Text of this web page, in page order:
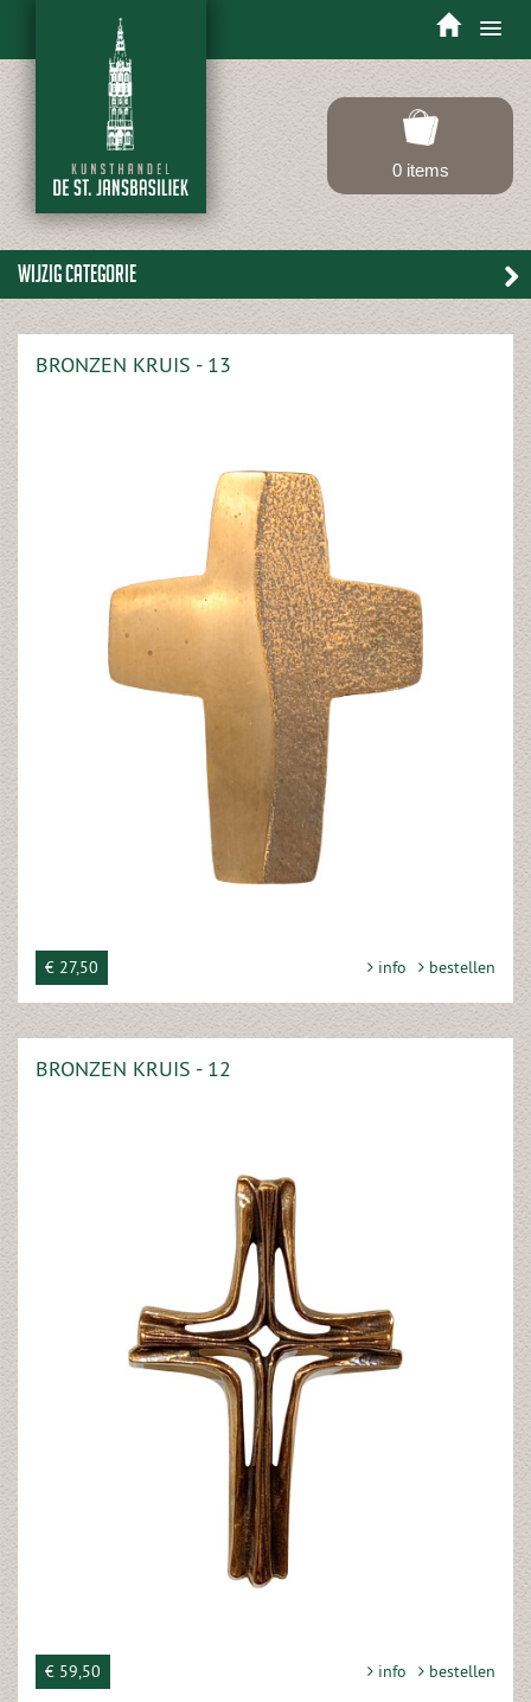
Toggle
0 items
Wijzig categorie
BRONZEN KRUIS - 13
€ 27,50 info bestellen
BRONZEN KRUIS - 12
€ 59,50 info bestellen